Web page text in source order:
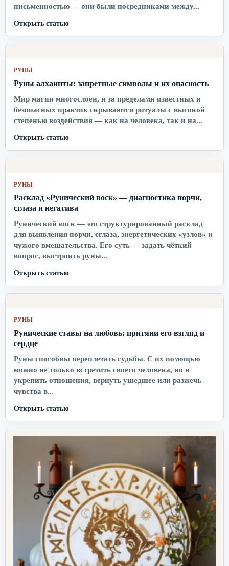
письменностью — они были посредниками между...
Открыть статью
РУНЫ
Руны алхаинты: запретные символы и их опасность
Мир магии многослоен, и за пределами известных и
безопасных практик скрываются ритуалы с высокой
степенью воздействия — как на человека, так и на...
Открыть статью
РУНЫ
Расклад «Рунический воск» — диагностика порчи,
сглаза и негатива
Рунический воск — это структурированный расклад
для выявления порчи, сглаза, энергетических «узлов» и
чужого вмешательства. Его суть — задать чёткий
вопрос, выстроить руны...
Открыть статью
РУНЫ
Рунические ставы на любовь: притяни его взгляд и
сердце
Руны способны переплетать судьбы. С их помощью
можно не только встретить своего человека, но и
укрепить отношения, вернуть ушедшее или разжечь
чувства в...
Открыть статью